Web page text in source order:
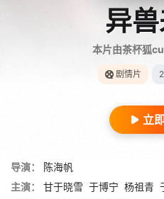
异
本片由茶杯狐
剧情片
立
导演：
陈海帆
主演：
甘于晓雪 于博宁 杨祖青